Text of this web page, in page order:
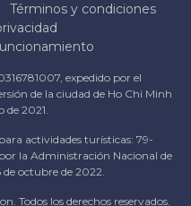
Términos y condiciones
expedido por el
de la ciudad de Ho Chi Minh
de 2021.
actividades turísticas: 79-
la Administración Nacional de
octubre de 2022.
Todos los derechos reservados.